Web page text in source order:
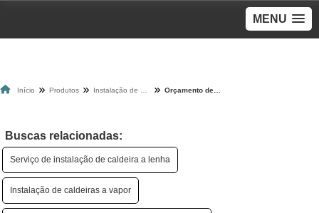
MENU
Início Produtos
Buscas relacionadas:
Serviço de instalação de caldeira a lenha
Instalação de caldeiras a vapor